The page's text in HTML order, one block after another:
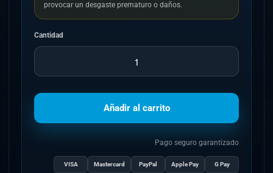
provocar un desgaste prematuro o daños.
Cantidad
Añadir al carrito
Pago seguro garantizado
VISA Mastercard PayPal Apple Pay G Pay